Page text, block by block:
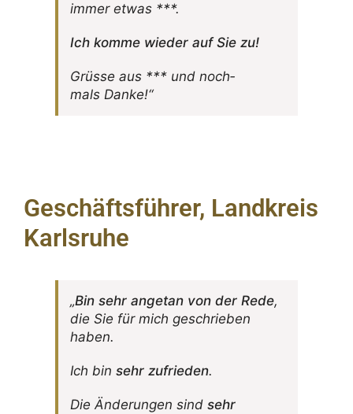
immer etwas ***.
Ich komme wieder auf Sie zu!
Grüsse aus *** und noch­
mals Danke!“
Geschäftsführer, Landkreis
Karlsruhe
„Bin sehr angetan von der Rede,
die Sie für mich geschrieben
haben.
Ich bin sehr zufrieden.
Die Ände­rungen sind sehr